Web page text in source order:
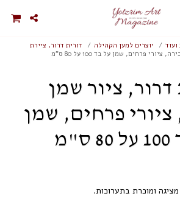
יוצרים למען הקהילה
דורית דרור, ציירת
פרחים, שמן על בד 100 על 80 ס"מ
דרור, ציור שמן
פרחים, שמן
ומוכרת בתערוכות.